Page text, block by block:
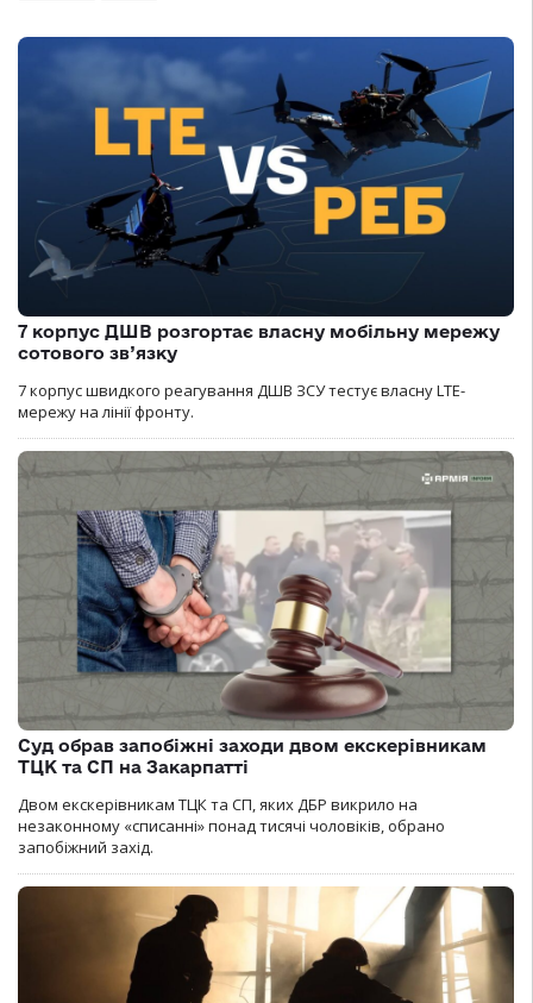
7 корпус ДШВ розгортає власну мобільну мережу
сотового зв’язку
7 корпус швидкого реагування ДШВ ЗСУ тестує власну LTE-
мережу на лінії фронту.
Суд обрав запобіжні заходи двом екскерівникам
ТЦК та СП на Закарпатті
Двом екскерівникам ТЦК та СП, яких ДБР викрило на
незаконному «списанні» понад тисячі чоловіків, обрано
запобіжний захід.